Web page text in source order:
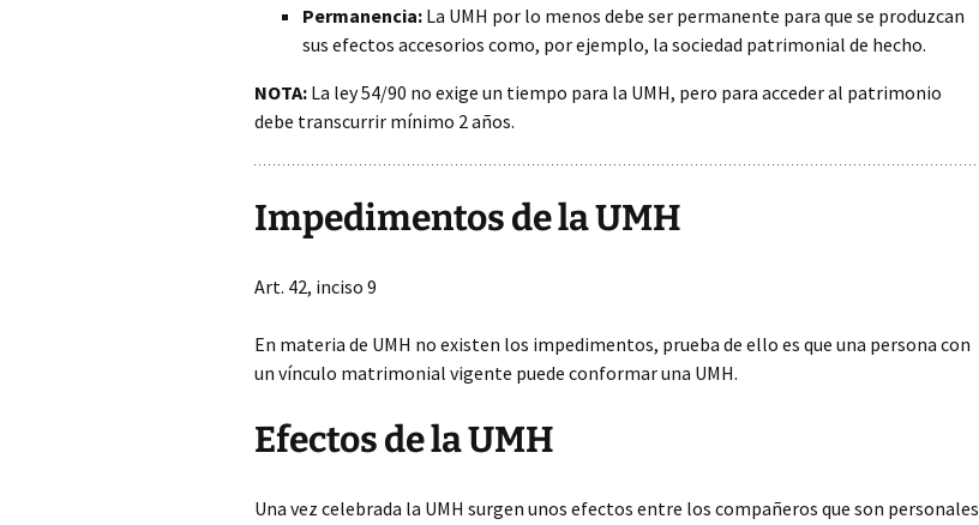
Permanencia: La UMH por lo menos debe ser permanente para que se produzcan
sus efectos accesorios como, por ejemplo, la sociedad patrimonial de hecho.
NOTA: La ley 54/90 no exige un tiempo para la UMH, pero para acceder al patrimonio
debe transcurrir mínimo 2 años.
Impedimentos de la UMH
Art. 42, inciso 9
En materia de UMH no existen los impedimentos, prueba de ello es que una persona con
un vínculo matrimonial vigente puede conformar una UMH.
Efectos de la UMH
Una vez celebrada la UMH surgen unos efectos entre los compañeros que son personales